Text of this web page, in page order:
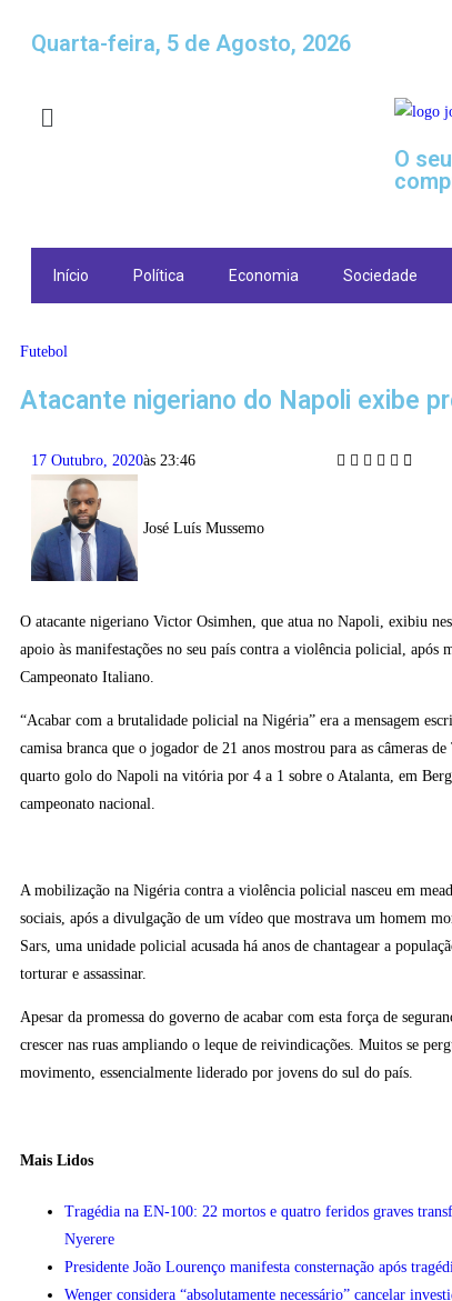
Quarta-feira, 5 de Agosto, 2026
O
Início Política Economia Sociedade
Futebol
Atacante nigeriano do Napoli exibe
17 Outubro, 2020às 23:46
José Luís Mussemo
O atacante nigeriano Victor Osimhen, que atua no Napoli, exibiu
apoio às manifestações no seu país contra a violência policial, após
Campeonato Italiano.
“Acabar com a brutalidade policial na Nigéria” era a mensagem
camisa branca que o jogador de 21 anos mostrou para as câmeras
quarto golo do Napoli na vitória por 4 a 1 sobre o Atalanta, em
campeonato nacional.
A mobilização na Nigéria contra a violência policial nasceu em
sociais, após a divulgação de um vídeo que mostrava um homem
Sars, uma unidade policial acusada há anos de chantagear a
torturar e assassinar.
Apesar da promessa do governo de acabar com esta força de
crescer nas ruas ampliando o leque de reivindicações. Muitos se
movimento, essencialmente liderado por jovens do sul do país.
Mais Lidos
Tragédia na EN-100: 22 mortos e quatro feridos graves
Nyerere
Presidente João Lourenço manifesta consternação após
Wenger considera “absolutamente necessário” cancelar